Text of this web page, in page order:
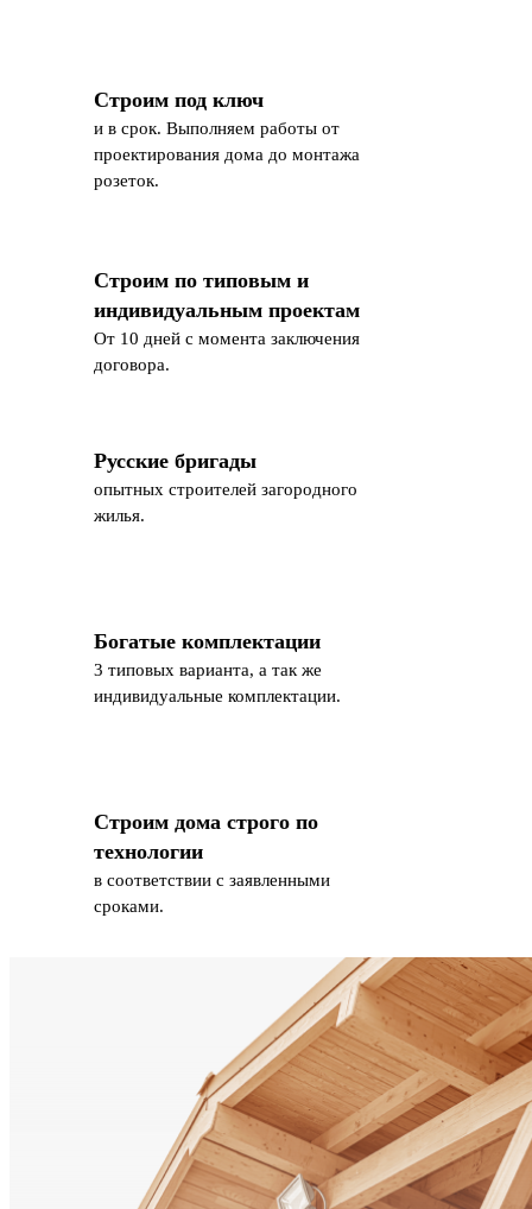
Строим под ключ
и в срок. Выполняем работы от
проектирования дома до монтажа
розеток.
Строим по типовым и
индивидуальным проектам
От 10 дней с момента заключения
договора.
Русские бригады
опытных строителей загородного
жилья.
Богатые комплектации
3 типовых варианта, а так же
индивидуальные комплектации.
Строим дома строго по
технологии
в соответствии с заявленными
сроками.